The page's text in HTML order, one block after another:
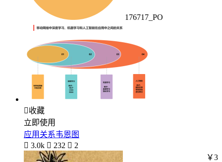
176717_PO
收藏
立即使用
应用关系韦恩图
 3.0k  232  2
￥3